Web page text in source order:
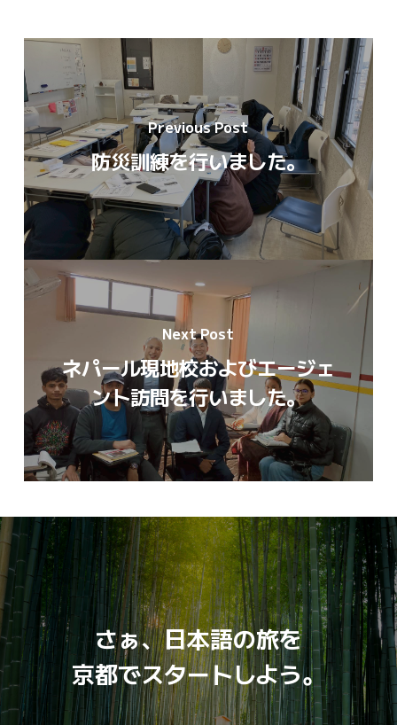
Previous Post
防災訓練を行いました。
Next Post
ネパール現地校およびエージェ
ント訪問を行いました。
さぁ、日本語の旅を
京都でスタートしよう。